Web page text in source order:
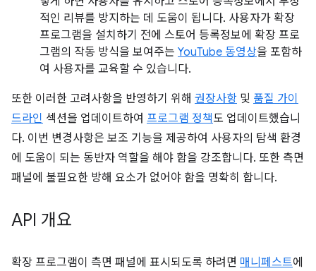
적인 리뷰를 방지하는 데 도움이 됩니다. 사용자가 확장
프로그램을 설치하기 전에 스토어 등록정보에 확장 프로
그램의 작동 방식을 보여주는 YouTube 동영상을 포함하
여 사용자를 교육할 수 있습니다.
또한 이러한 고려사항을 반영하기 위해 권장사항 및 품질 가이
드라인 섹션을 업데이트하여 프로그램 정책도 업데이트했습니
다. 이번 변경사항은 보조 기능을 제공하여 사용자의 탐색 환경
에 도움이 되는 동반자 역할을 해야 함을 강조합니다. 또한 측면
패널에 불필요한 방해 요소가 없어야 함을 명확히 합니다.
API 개요
확장 프로그램이 측면 패널에 표시되도록 하려면 매니페스트에